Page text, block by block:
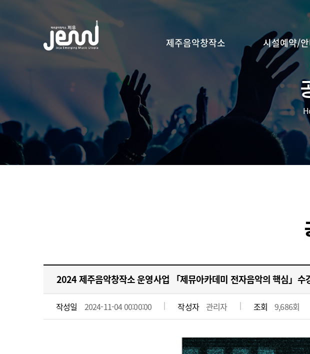
메
뉴
제주음악창작소 시설예약/
2024 제주음악창작소 운영사업 「제뮤아카데미 전자음악의 핵심」수
작성일 2024-11-04 00:00:00 작성자 관리자 조회 9,686회